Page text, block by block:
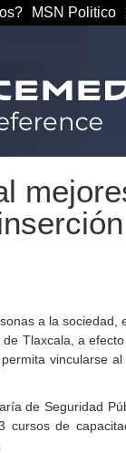
MSN Politico
a la sociedad,
Tlaxcala, a
vincularse
de Seguridad
cursos de